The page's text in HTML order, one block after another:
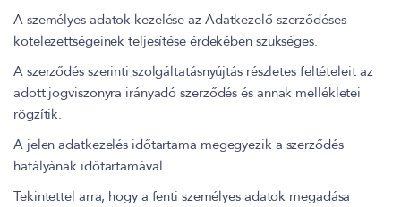
A személyes adatok kezelése az Adatkezelő szerződéses
kötelezettségeinek teljesítése érdekében szükséges.
A szerződés szerinti szolgáltatásnyújtás részletes feltételeit az
adott jogviszonyra irányadó szerződés és annak mellékletei
rögzítik.
A jelen adatkezelés időtartama megegyezik a szerződés
hatályának időtartamával.
Tekintettel arra, hogy a fenti személyes adatok megadása